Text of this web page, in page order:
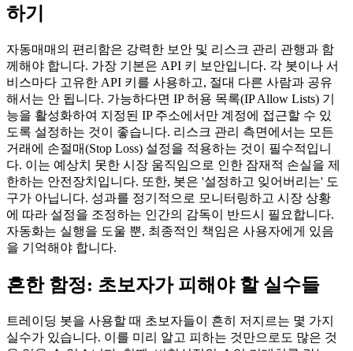
하기
자동매매의 편리함은 강력한 보안 및 리스크 관리 관행과 함
께해야 합니다. 가장 기본은 API 키 보안입니다. 각 봇이나 서
비스마다 고유한 API 키를 사용하고, 절대 다른 사람과 공유
해서는 안 됩니다. 가능하다면 IP 허용 목록(IP Allow Lists) 기
능을 활성화하여 지정된 IP 주소에서만 계정에 접근할 수 있
도록 설정하는 것이 좋습니다. 리스크 관리 측면에서는 모든
거래에 손절매(Stop Loss) 설정을 적용하는 것이 필수적입니
다. 이는 예상치 못한 시장 움직임으로 인한 잠재적 손실을 제
한하는 안전장치입니다. 또한, 봇은 '설정하고 잊어버리는' 도
구가 아닙니다. 성과를 정기적으로 모니터링하고 시장 상황
에 따라 설정을 조정하는 인간의 감독이 반드시 필요합니다.
자동화는 실행을 도울 뿐, 최종적인 책임은 사용자에게 있음
을 기억해야 합니다.
흔한 함정: 초보자가 피해야 할 실수들
트레이딩 봇을 사용할 때 초보자들이 흔히 저지르는 몇 가지
실수가 있습니다. 이를 미리 알고 피하는 것만으로도 많은 것